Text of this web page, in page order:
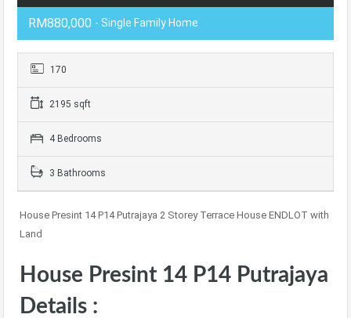
RM880,000 - Single Family Home
170
2195 sqft
4 Bedrooms
3 Bathrooms
House Presint 14 P14 Putrajaya 2 Storey Terrace House ENDLOT with
Land
House Presint 14 P14 Putrajaya
Details :